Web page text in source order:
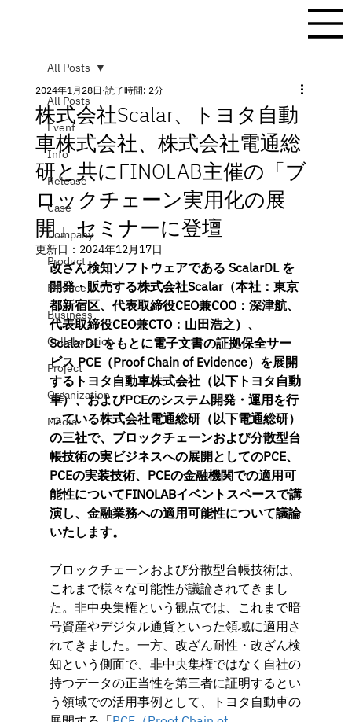
All Posts
Event
Info
Release
Case
Company
Product
Finance
Business
Collaboration
Project
Organization
Media
All Posts
株式会社Scalar、トヨタ自動
車株式会社、株式会社電通総
研と共にFINOLAB主催の「ブ
ロックチェーン実用化の展
開」セミナーに登壇
2024年1月28日 読了時間: 2分
更新日： 2024年12月17日
改ざん検知ソフトウェアである ScalarDL を
開発・販売する株式会社Scalar（本社：東京
都新宿区、代表取締役CEO兼COO：深津航、
代表取締役CEO兼CTO：山田浩之）、
ScalarDL をもとに電子文書の証拠保全サー
ビス PCE（Proof Chain of Evidence）を展開
するトヨタ自動車株式会社（以下トヨタ自動
車）、およびPCEのシステム開発・運用を行
っている株式会社電通総研（以下電通総研）
の三社で、ブロックチェーンおよび分散型台
帳技術の実ビジネスへの展開としてのPCE、
PCEの実装技術、PCEの金融機関での適用可
能性についてFINOLABイベントスペースで講
演し、金融業務への適用可能性について議論
いたします。
ブロックチェーンおよび分散型台帳技術は、
これまで様々な可能性が議論されてきまし
た。非中央集権という観点では、これまで暗
号資産やデジタル通貨といった領域に適用さ
れてきました。一方、改ざん耐性・改ざん検
知という側面で、非中央集権ではなく自社の
持つデータの正当性を第三者に証明するとい
う領域での活用事例として、トヨタ自動車の